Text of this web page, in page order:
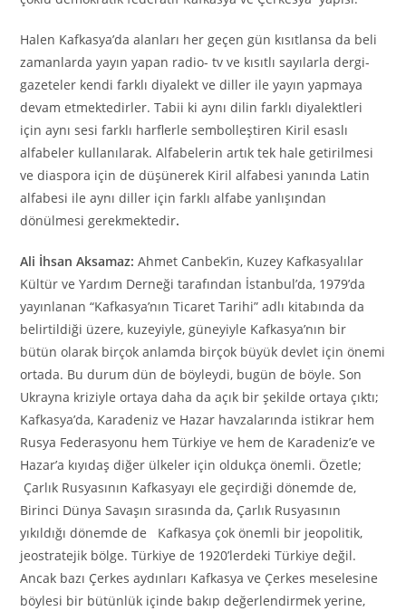
Halen Kafkasya’da alanları her geçen gün kısıtlansa da beli
zamanlarda yayın yapan radio- tv ve kısıtlı sayılarla dergi-
gazeteler kendi farklı diyalekt ve diller ile yayın yapmaya
devam etmektedirler. Tabii ki aynı dilin farklı diyalektleri
için aynı sesi farklı harflerle sembolleştiren Kiril esaslı
alfabeler kullanılarak. Alfabelerin artık tek hale getirilmesi
ve diaspora için de düşünerek Kiril alfabesi yanında Latin
alfabesi ile aynı diller için farklı alfabe yanlışından
dönülmesi gerekmektedir.
Ali İhsan Aksamaz:Ahmet Canbek’in, Kuzey Kafkasyalılar
Kültür ve Yardım Derneği tarafından İstanbul’da, 1979’da
yayınlanan “Kafkasya’nın Ticaret Tarihi” adlı kitabında da
belirtildiği üzere, kuzeyiyle, güneyiyle Kafkasya’nın bir
bütün olarak birçok anlamda birçok büyük devlet için önemi
ortada. Bu durum dün de böyleydi, bugün de böyle. Son
Ukrayna kriziyle ortaya daha da açık bir şekilde ortaya çıktı;
Kafkasya’da, Karadeniz ve Hazar havzalarında istikrar hem
Rusya Federasyonu hem Türkiye ve hem de Karadeniz’e ve
Hazar’a kıyıdaş diğer ülkeler için oldukça önemli. Özetle;
Çarlık Rusyasının Kafkasyayı ele geçirdiği dönemde de,
Birinci Dünya Savaşın sırasında da, Çarlık Rusyasının
yıkıldığı dönemde de Kafkasya çok önemli bir jeopolitik,
jeostratejik bölge. Türkiye de 1920’lerdeki Türkiye değil.
Ancak bazı Çerkes aydınları Kafkasya ve Çerkes meselesine
böylesi bir bütünlük içinde bakıp değerlendirmek yerine,